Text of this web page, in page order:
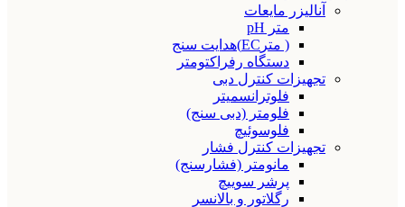
آنالیزر مایعات
متر pH
( مترEC)هدایت سنج
دستگاه رفراکتومتر
تجهیزات کنترل دبی
فلوترانسمیتر
فلومتر (دبی سنج)
فلوسوئیچ
تجهیزات کنترل فشار
مانومتر (فشارسنج)
پرشر سوییچ
رگلاتور و بالانسر